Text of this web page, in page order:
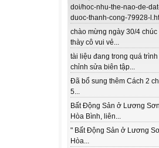
doi/hoc-nhu-the-nao-de-
duoc-thanh-cong-79928-
chào mừng ngày 30/4 chúc
thày cô vui vẻ...
tài liệu đang trong quá trình
chỉnh sửa biên tập...
Đã bổ sung thêm Cách 2
5...
Bất Động Sản ở Lương
Hòa Bình, liên...
" Bất Động Sản ở Lương
Hòa...